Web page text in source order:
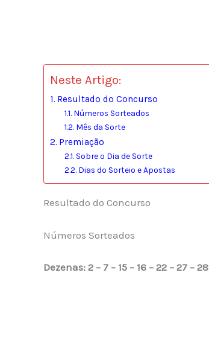
Neste Artigo:
Resultado do Concurso
Números Sorteados
Mês da Sorte
Premiação
Sobre o Dia de Sorte
Dias do Sorteio e Apostas
Resultado do Concurso
Números Sorteados
Dezenas: 2 – 7 – 15 – 16 – 22 – 27 – 28